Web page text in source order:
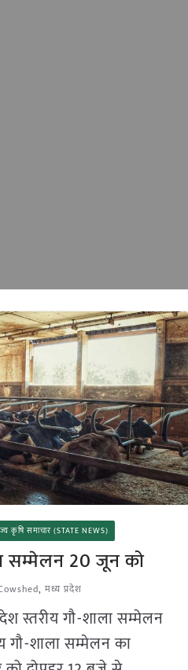
कृषि समाचार (STATE NEWS)
सम्मेलन 20 जून को
, मध्य प्रदेश
स्तरीय गौ-शाला सम्मेलन
गौ-शाला सम्मेलन का